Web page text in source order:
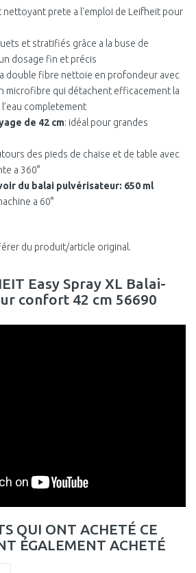
nettoyant prete a l'emploi de Leifheit pour
et stratifiés grâce a la buse de
dosage fin et précis
a double fibre nettoie en profondeur avec
microfibre qui détachent efficacement la
completement
de 42 cm: idéal pour grandes
des pieds de chaise et de table avec
a 360°
du balai pulvérisateur: 650 ml
a 60°
du produit/article original.
Easy Spray XL Balai-
confort 42 cm 56690
QUI ONT ACHETÉ CE
ÉGALEMENT ACHETÉ